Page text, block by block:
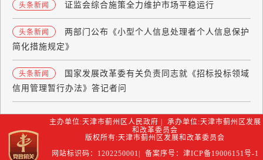
头条新闻 证监会综合施策全力维护市场平稳运行
头条新闻
两部门公布《小型个人信息处理者个人信息保护
简化措施规定》
头条新闻
国家发展改革委有关负责同志就《招标投标领域
信用管理暂行办法》答记者问
主办单位:天津市蓟州区人民政府 | 承办单位:天津市蓟州区发展
和改革委员会
版权所有:天津市蓟州区发展和改革委员会
网站标识码：1202250001| 备案序号：津ICP备19006151号-1